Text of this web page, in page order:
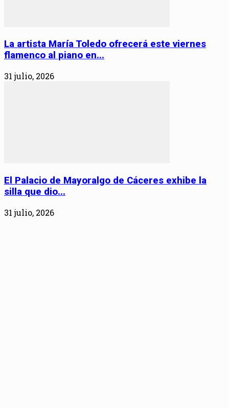
La artista María Toledo ofrecerá este viernes
flamenco al piano en...
31 julio, 2026
El Palacio de Mayoralgo de Cáceres exhibe la
silla que dio...
31 julio, 2026